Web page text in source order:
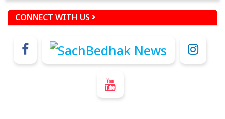
CONNECT WITH US